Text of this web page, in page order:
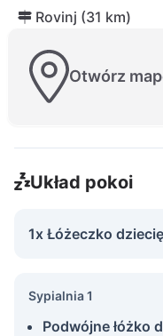
Rovinj (31 km)
Otwórz
Układ pokoi
1x Łóżeczko
Sypialnia 1
Podwójne łóżko